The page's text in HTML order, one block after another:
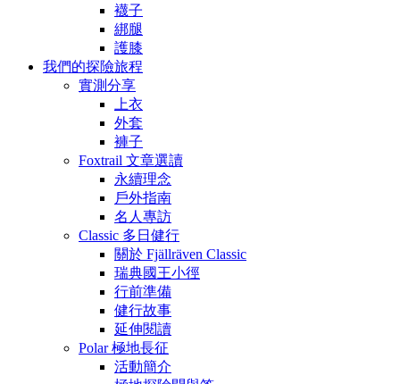
襪子
綁腿
護膝
我們的探險旅程
實測分享
上衣
外套
褲子
Foxtrail 文章選讀
永續理念
戶外指南
名人專訪
Classic 多日健行
關於 Fjällräven Classic
瑞典國王小徑
行前準備
健行故事
延伸閱讀
Polar 極地長征
活動簡介